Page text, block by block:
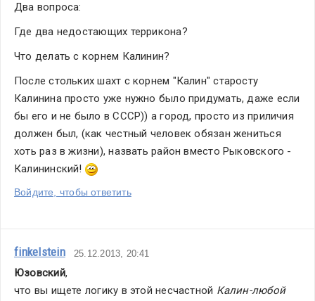
Два вопроса:
Где два недостающих террикона?
Что делать с корнем Калинин?
После стольких шахт с корнем "Калин" старосту
Калинина просто уже нужно было придумать, даже если
бы его и не было в СССР)) а город, просто из приличия
должен был, (как честный человек обязан жениться
хоть раз в жизни), назвать район вместо Рыковского -
Калининский!
Войдите, чтобы ответить
finkelstein 25.12.2013, 20:41
Юзовский,
что вы ищете логику в этой несчастной Калин-любой